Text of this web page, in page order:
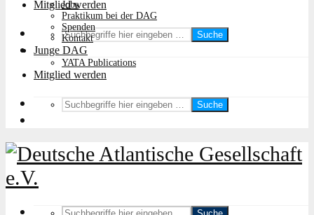
Mitglied werden
Suche
Jobs
Praktikum bei der DAG
Spenden
Kontakt
Junge DAG
YATA Publications
Mitglied werden
Suche